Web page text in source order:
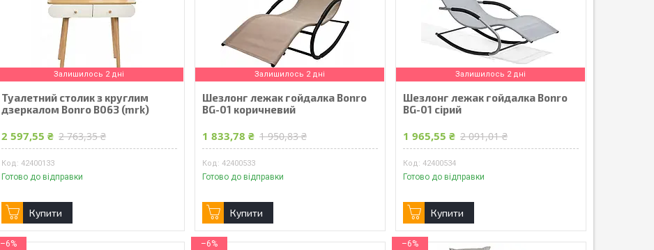
Залишилось 2 дні
Туалетний столик з круглим
дзеркалом Bonro B063 (mrk)
2 597,55 ₴ 2 763,35 ₴
42400133
Готово до відправки
Купити
Залишилось 2 дні
Шезлонг лежак гойдалка Bonro
BG-01 коричневий
1 833,78 ₴ 1 950,83 ₴
42400533
Готово до відправки
Купити
Залишилось 2 дні
Шезлонг лежак гойдалка Bonro
BG-01 сірий
1 965,55 ₴ 2 091,01 ₴
42400534
Готово до відправки
Купити
–6% –6% –6%